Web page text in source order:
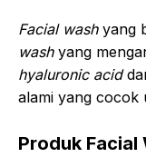
Facial washyang
washyang
hyaluronic acid
alami yang cocok
Produk Facial